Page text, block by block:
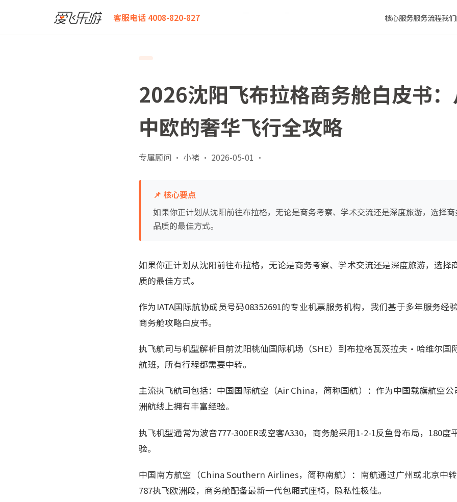
客服电话 4008-820-827 核心服务服务流程我
爱飞乐游 2026沈阳飞布拉格商务舱白皮书：从东北到中欧的奢华飞行全攻略
2026沈阳飞布拉格商务舱白皮书
中欧的奢华飞行全攻略
专属顾问 · 小褚 · 2026-05-01 ·
📌 核心要点
如果你正计划从沈阳前往布拉格，无论是商务考察、学术交流还是深度旅游，选择
品质的最佳方式。
如果你正计划从沈阳前往布拉格，无论是商务考察、学术交流还是深度旅游，选择
质的最佳方式。
作为IATA国际航协成员号码08352691的专业机票服务机构，我们基于多年服务经
商务舱攻略白皮书。
执飞航司与机型解析目前沈阳桃仙国际机场（SHE）到布拉格瓦茨拉夫·哈维尔国
航班，所有行程都需要中转。
主流执飞航司包括：中国国际航空（Air China，简称国航）：作为中国载旗航空
洲航线上拥有丰富经验。
执飞机型通常为波音777-300ER或空客A330，商务舱采用1-2-1反鱼骨布局，180度
验。
中国南方航空（China Southern Airlines，简称南航）：南航通过广州或北京中
787执飞欧洲段，商务舱配备最新一代包厢式座椅，隐私性极佳。